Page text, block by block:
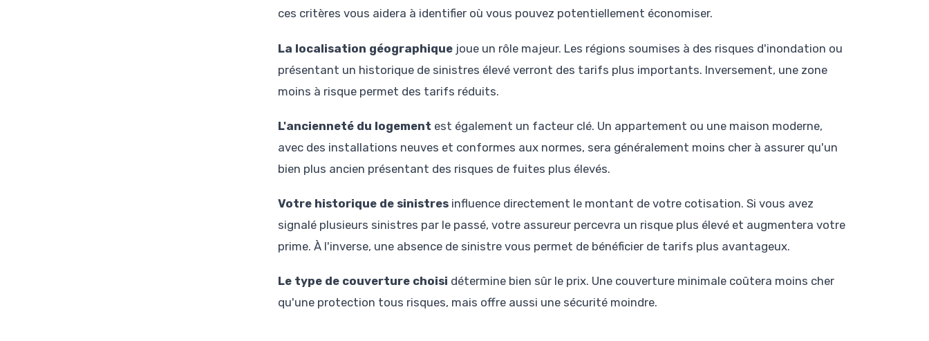
ces critères vous aidera à identifier où vous pouvez potentiellement économiser.
La localisation géographique joue un rôle majeur. Les régions soumises à des risques d'inondation ou
présentant un historique de sinistres élevé verront des tarifs plus importants. Inversement, une zone
moins à risque permet des tarifs réduits.
L'ancienneté du logement est également un facteur clé. Un appartement ou une maison moderne,
avec des installations neuves et conformes aux normes, sera généralement moins cher à assurer qu'un
bien plus ancien présentant des risques de fuites plus élevés.
Votre historique de sinistres influence directement le montant de votre cotisation. Si vous avez
signalé plusieurs sinistres par le passé, votre assureur percevra un risque plus élevé et augmentera votre
prime. À l'inverse, une absence de sinistre vous permet de bénéficier de tarifs plus avantageux.
Le type de couverture choisi détermine bien sûr le prix. Une couverture minimale coûtera moins cher
qu'une protection tous risques, mais offre aussi une sécurité moindre.